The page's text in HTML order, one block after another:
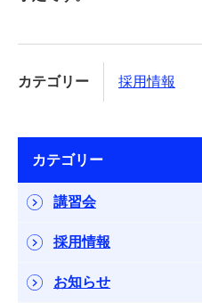
カテゴリー 採用情報
カテゴリー
講習会
採用情報
お知らせ